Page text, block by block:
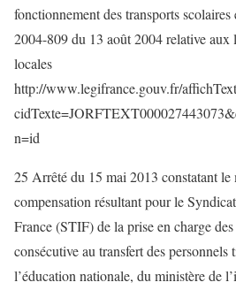
fonctionnement des transports
2004-809 du 13 août 2004 relative aux
locales
http://www.legifrance.gouv.fr/
n=id
25 Arrêté du 15 mai 2013 constatant le
compensation résultant pour le
France (STIF) de la prise en charge
consécutive au transfert des
l’éducation nationale, du ministère de